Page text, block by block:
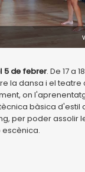
5 de febrer. De 17 a
la dansa i el teatre
on
bàsica d'estil
per poder assolir